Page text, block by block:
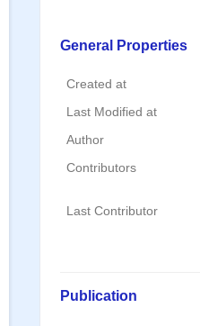
General Properties
Created at
Last Modified at
Author
Contributors
Last Contributor
Publication